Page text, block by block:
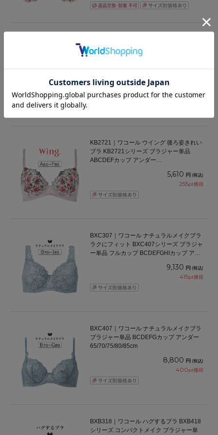
旧ラゼ BFA311シリーズ ブラジャー単品 フ
ルカップ BCDEFカップ アンダー
8,030 円
KB2721｜ワコール ウイング 後ろ姿きれい
ブラ KB2721シリーズ ブラジャー単品
ABCDEFカップ アンダー
5,610 円 (税込)
255pt獲得
BXC307｜ワコール ナチュラルメイクブラ
ラクにフィット BXC407シリーズ ブラジャ
ー単品 フルカップ BCDEFGHIカップ アン
9,130 円 (税込)
415pt獲得
BXC407｜ワコール ナチュラルメイクブラ
ブラジャー単品 BCDEFGカップ アンダー
65/70/75/80/85cm
8,800 円 (税込)
400pt獲得
BXB318｜ワコール ハグするブラ BXB418
シリーズ コンパクトメイク ブラジャー単